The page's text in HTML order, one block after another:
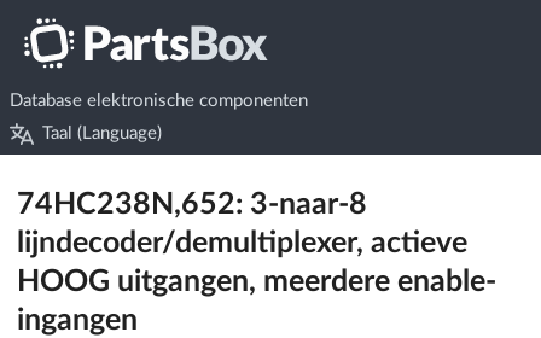
Database elektronische componenten
Taal (Language)
74HC238N,652: 3-naar-8
lijndecoder/demultiplexer, actieve
HOOG uitgangen, meerdere enable-
ingangen